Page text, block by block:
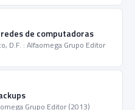
de computadoras
D.F. : Alfaomega Grupo Editor
Grupo Editor (2013)